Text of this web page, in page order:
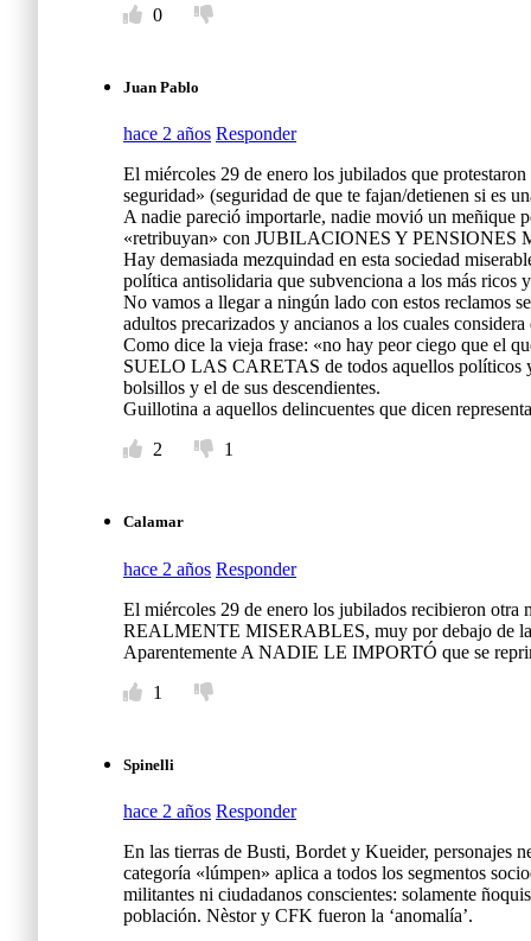
0
Juan Pablo
hace 2 años Responder
El miércoles 29 de enero los jubilados que
seguridad» (seguridad de que te fajan/detienen si es
A nadie pareció importarle, nadie movió un
«retribuyan» con JUBILACIONES Y
Hay demasiada mezquindad en esta sociedad
política antisolidaria que subvenciona a los más ricos
No vamos a llegar a ningún lado con estos reclamos
adultos precarizados y ancianos a los cuales
Como dice la vieja frase: «no hay peor ciego que el
SUELO LAS CARETAS de todos aquellos
bolsillos y el de sus descendientes.
Guillotina a aquellos delincuentes que dicen
2
1
Calamar
hace 2 años Responder
El miércoles 29 de enero los jubilados recibieron otra
REALMENTE MISERABLES, muy por debajo de la
Aparentemente A NADIE LE IMPORTÓ que se
1
Spinelli
hace 2 años Responder
En las tierras de Busti, Bordet y Kueider, personajes
categoría «lúmpen» aplica a todos los segmentos
militantes ni ciudadanos conscientes: solamente
población. Nèstor y CFK fueron la ‘anomalía’.